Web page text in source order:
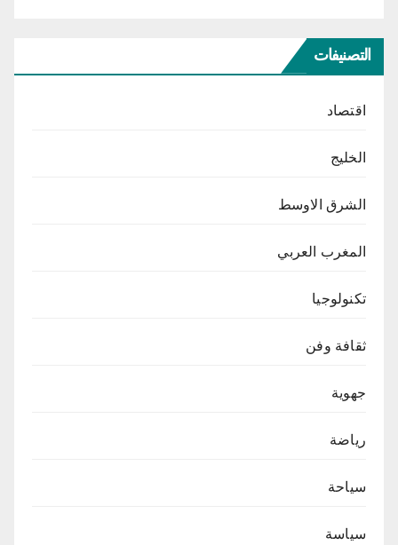
التصنيفات
اقتصاد
الخليج
الشرق الاوسط
المغرب العربي
تكنولوجيا
ثقافة وفن
جهوية
رياضة
سياحة
سياسة